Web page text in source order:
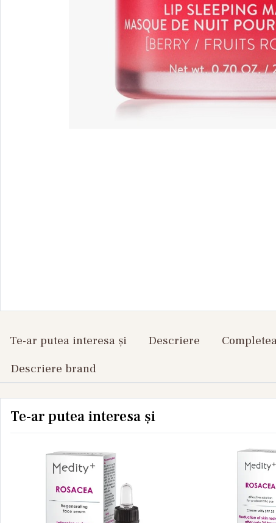
Te-ar putea interesa și Descriere
Descriere brand
Te-ar putea interesa și